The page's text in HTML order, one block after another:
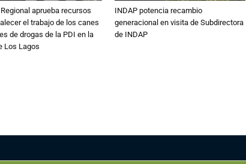
aprueba recursos
el trabajo de los canes
de drogas de la PDI en la
Los Lagos
INDAP potencia recambio
generacional en visita de Subdirectora
de INDAP